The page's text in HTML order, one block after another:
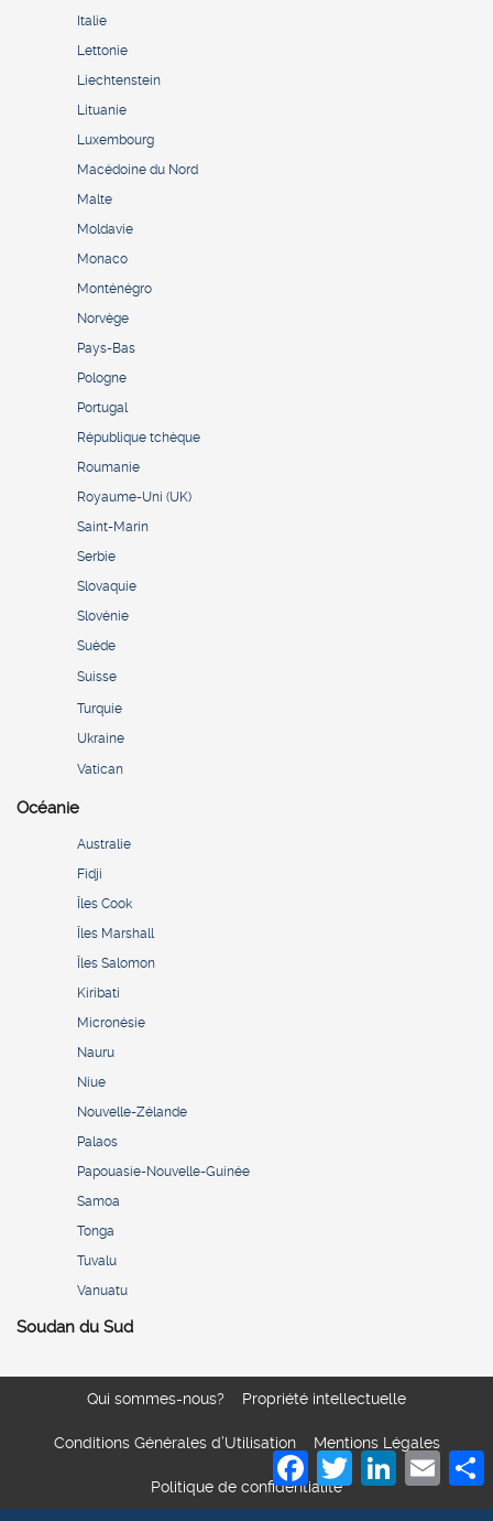
Italie
Lettonie
Liechtenstein
Lituanie
Luxembourg
Macédoine du Nord
Malte
Moldavie
Monaco
Monténégro
Norvège
Pays-Bas
Pologne
Portugal
République tchèque
Roumanie
Royaume-Uni (UK)
Saint-Marin
Serbie
Slovaquie
Slovénie
Suède
Suisse
Turquie
Ukraine
Vatican
Océanie
Australie
Fidji
Îles Cook
Îles Marshall
Îles Salomon
Kiribati
Micronésie
Nauru
Niue
Nouvelle-Zélande
Palaos
Papouasie-Nouvelle-Guinée
Samoa
Tonga
Tuvalu
Vanuatu
Soudan du Sud
Qui sommes-nous? Propriété intellectuelle
Conditions Générales d’Utilisation Mentions Légales
Politique de confidentialité
FacebookTwitter LinkedInEmail